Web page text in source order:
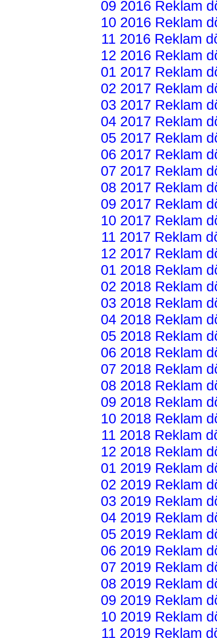
09 2016 Reklam
10 2016 Reklam
11 2016 Reklam
12 2016 Reklam
01 2017 Reklam
02 2017 Reklam
03 2017 Reklam
04 2017 Reklam
05 2017 Reklam
06 2017 Reklam
07 2017 Reklam
08 2017 Reklam
09 2017 Reklam
10 2017 Reklam
11 2017 Reklam
12 2017 Reklam
01 2018 Reklam
02 2018 Reklam
03 2018 Reklam
04 2018 Reklam
05 2018 Reklam
06 2018 Reklam
07 2018 Reklam
08 2018 Reklam
09 2018 Reklam
10 2018 Reklam
11 2018 Reklam
12 2018 Reklam
01 2019 Reklam
02 2019 Reklam
03 2019 Reklam
04 2019 Reklam
05 2019 Reklam
06 2019 Reklam
07 2019 Reklam
08 2019 Reklam
09 2019 Reklam
10 2019 Reklam
11 2019 Reklam